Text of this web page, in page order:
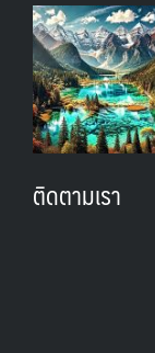
ติดตามเรา